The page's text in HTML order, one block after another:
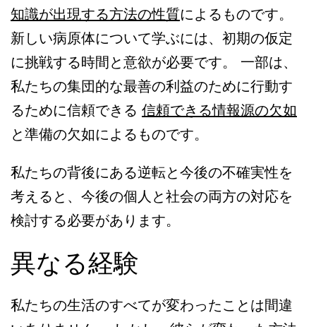
知識が出現する方法の性質によるものです。
新しい病原体について学ぶには、初期の仮定
に挑戦する時間と意欲が必要です。 一部は、
私たちの集団的な最善の利益のために行動す
るために信頼できる 信頼できる情報源の欠如
と準備の欠如によるものです。
私たちの背後にある逆転と今後の不確実性を
考えると、今後の個人と社会の両方の対応を
検討する必要があります。
異なる経験
私たちの生活のすべてが変わったことは間違